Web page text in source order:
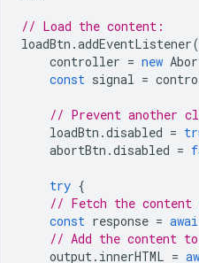
// Load the content:
loadBtn .addEventListener(
controller = new
const signal =
// Prevent another
loadBtn .disabled =
abortBtn .disabled =
try {
// Fetch the
const response =
// Add the content
output. innerHTML =